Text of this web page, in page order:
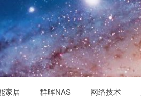
家居 群晖NAS 网络技术